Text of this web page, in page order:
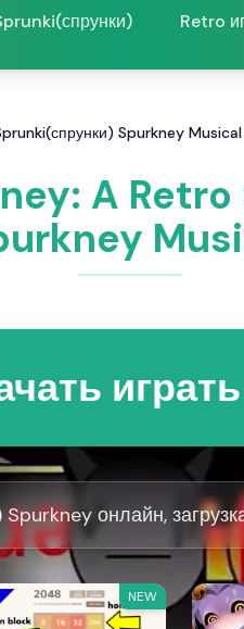
Retro
Spurkney Musical
A
играть
онлайн,
NEW